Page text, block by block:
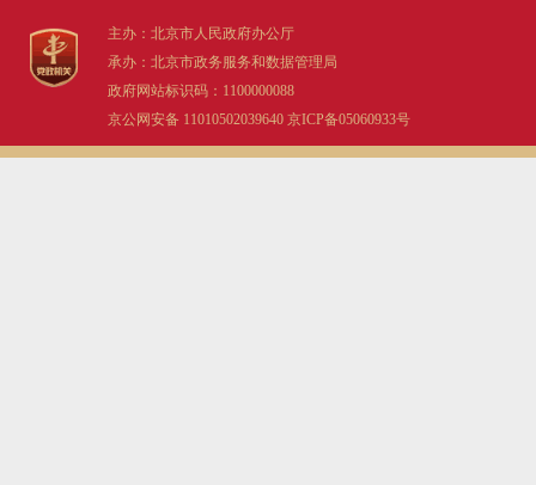
主办：北京市人民政府办公厅
承办：北京市政务服务和数据管理局
政府网站标识码：1100000088
京公网安备 11010502039640 京ICP备05060933号